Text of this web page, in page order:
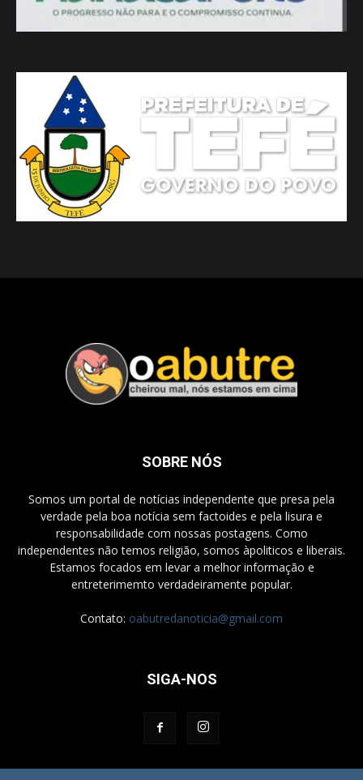
SOBRE NÓS
Somos um portal de notícias independente que presa pela
verdade pela boa notícia sem factoides e pela lisura e
responsabilidade com nossas postagens. Como
independentes não temos religião, somos àpoliticos e liberais.
Estamos focados em levar a melhor informação e
entreterimemto verdadeiramente popular.
Contato: oabutredanoticia@gmail.com
SIGA-NOS